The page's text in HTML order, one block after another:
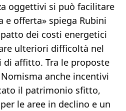
oggettivi si può facilitare
e offerta» spiega Rubini
dei costi energetici
ulteriori difficoltà nel
di affitto. Tra le proposte
anche incentivi
il patrimonio sfitto,
le aree in declino e un